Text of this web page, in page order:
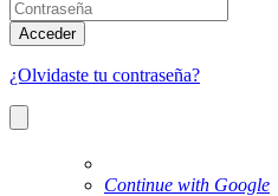
Acceder
¿Olvidaste tu contraseña?
Continue with Google